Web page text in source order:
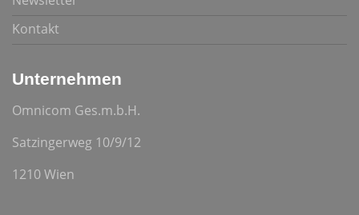
Kontakt
Unternehmen
Omnicom Ges.m.b.H.
Satzingerweg 10/9/12
1210 Wien